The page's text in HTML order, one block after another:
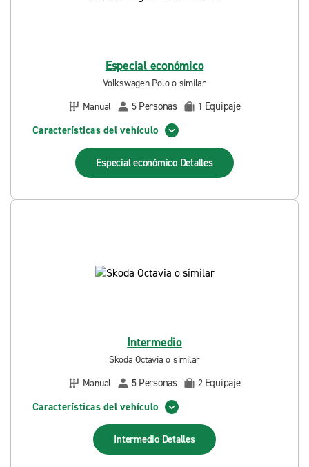
Especial económico
Volkswagen Polo o similar
Manual
5 Personas 1 Equipaje
Características del vehículo
Especial económico Detalles
Intermedio
Skoda Octavia o similar
Manual
5 Personas 2 Equipaje
Características del vehículo
Intermedio Detalles